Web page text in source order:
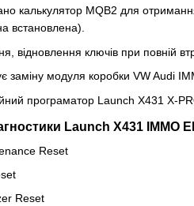
калькулятор MQB2 для
встановлена).
відновлення ключів при повній
заміну модуля коробки VW Audi
програматор Launch X431 X-
Launch X431 IMMO
Reset
Reset